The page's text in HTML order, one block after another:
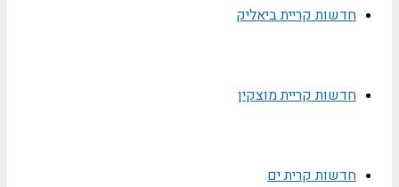
חדשות קריית ביאליק
חדשות קריית מוצקין
חדשות קרית ים